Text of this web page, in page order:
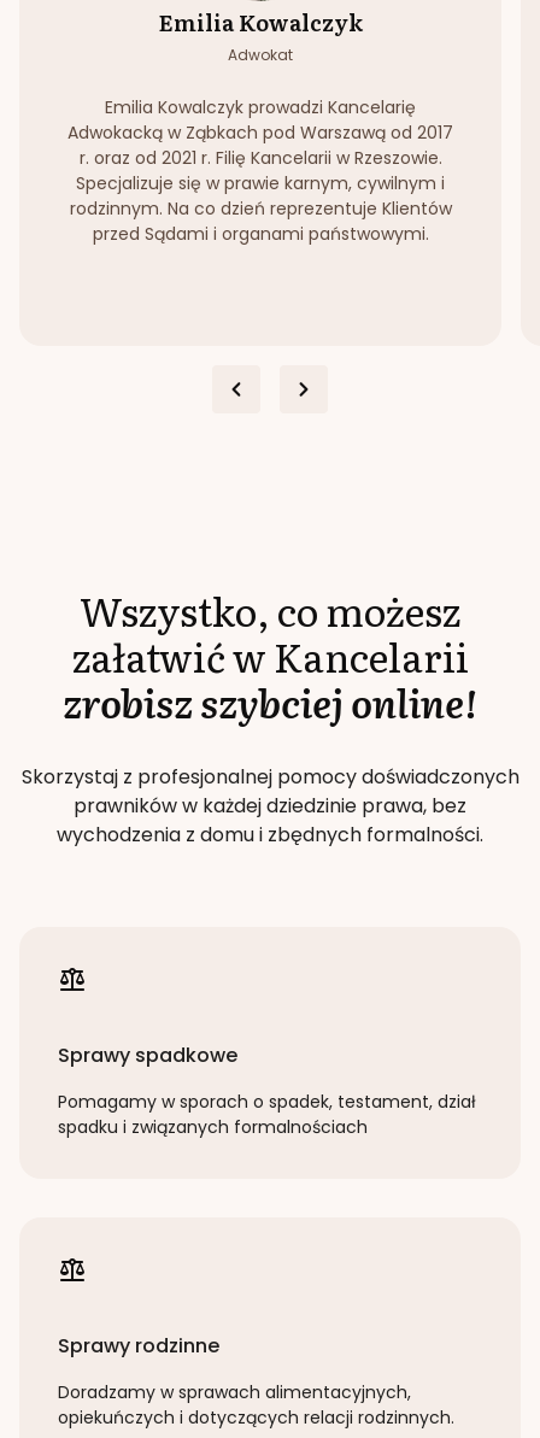
Emilia Kowalczyk
Adwokat
Emilia Kowalczyk prowadzi Kancelarię
Adwokacką w Ząbkach pod Warszawą od 2017
r. oraz od 2021 r. Filię Kancelarii w Rzeszowie.
Specjalizuje się w prawie karnym, cywilnym i
rodzinnym. Na co dzień reprezentuje Klientów
przed Sądami i organami państwowymi.
Wszystko, co możesz
załatwić w Kancelarii
zrobisz szybciej online!
Skorzystaj z profesjonalnej pomocy doświadczonych
prawników w każdej dziedzinie prawa, bez
wychodzenia z domu i zbędnych formalności.
Sprawy spadkowe
Pomagamy w sporach o spadek, testament, dział
spadku i związanych formalnościach
Sprawy rodzinne
Doradzamy w sprawach alimentacyjnych,
opiekuńczych i dotyczących relacji rodzinnych.